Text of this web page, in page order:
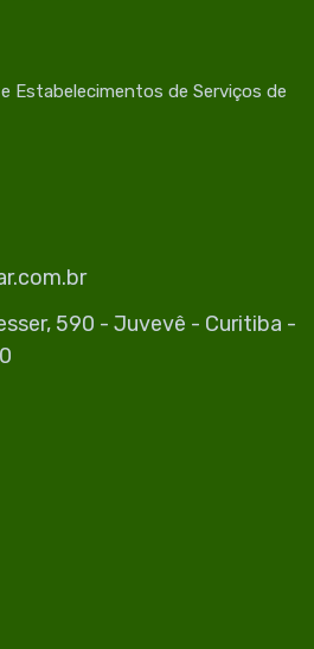
Estabelecimentos de Serviços de
590 - Juvevê - Curitiba -